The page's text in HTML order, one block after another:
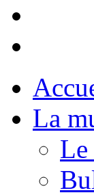
La